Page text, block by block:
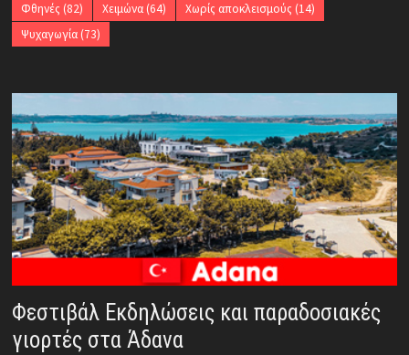
Φθηνές (82) Χειμώνα(64) Χωρίς αποκλεισμούς (14)
Ψυχαγωγία(73)
Φεστιβάλ Εκδηλώσεις και παραδοσιακές
γιορτές στα Άδανα